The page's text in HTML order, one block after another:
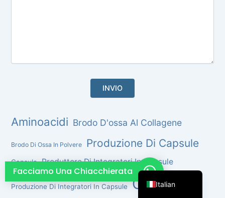
Aminoacidi Brodo D'ossa Al Collagene
Brodo Di Ossa In Polvere Produzione Di Capsule
Capsule Produttore Di Integratori In Capsule
Produzione Di Integratori In Capsule Collagene
Facciamo Una Chiacchierata
Italian
English
German